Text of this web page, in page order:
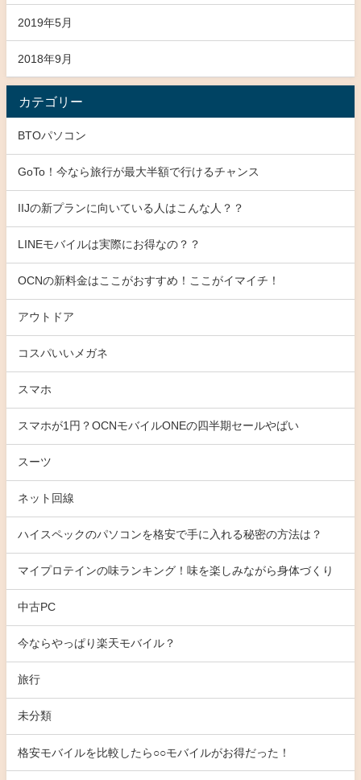
2019年5月
2018年9月
カテゴリー
BTOパソコン
GoTo！今なら旅行が最大半額で行けるチャンス
IIJの新プランに向いている人はこんな人？？
LINEモバイルは実際にお得なの？？
OCNの新料金はここがおすすめ！ここがイマイチ！
アウトドア
コスパいいメガネ
スマホ
スマホが1円？OCNモバイルONEの四半期セールやばい
スーツ
ネット回線
ハイスペックのパソコンを格安で手に入れる秘密の方法は？
マイプロテインの味ランキング！味を楽しみながら身体づくり
中古PC
今ならやっぱり楽天モバイル？
旅行
未分類
格安モバイルを比較したら○○モバイルがお得だった！